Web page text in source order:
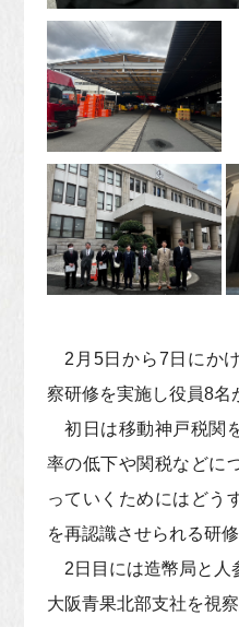
2月5日から7日にか
察研修を実施し役員8名
初日は移動神戸税関
率の低下や関税などに
っていくためにはどう
を再認識させられる研
2日目には造幣局と人
大阪青果北部支社を視